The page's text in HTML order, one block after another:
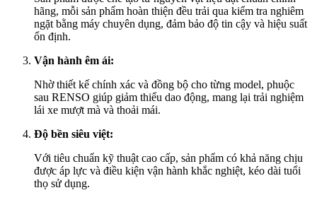
hãng, mỗi sản phẩm hoàn thiện đều trải qua kiểm tra nghiêm
ngặt bằng máy chuyên dụng, đảm bảo độ tin cậy và hiệu suất
ổn định.
Vận hành êm ái:
Nhờ thiết kế chính xác và đồng bộ cho từng model, phuộc
sau RENSO giúp giảm thiểu dao động, mang lại trải nghiệm
lái xe mượt mà và thoải mái.
Độ bền siêu việt:
Với tiêu chuẩn kỹ thuật cao cấp, sản phẩm có khả năng chịu
được áp lực và điều kiện vận hành khắc nghiệt, kéo dài tuổi
thọ sử dụng.